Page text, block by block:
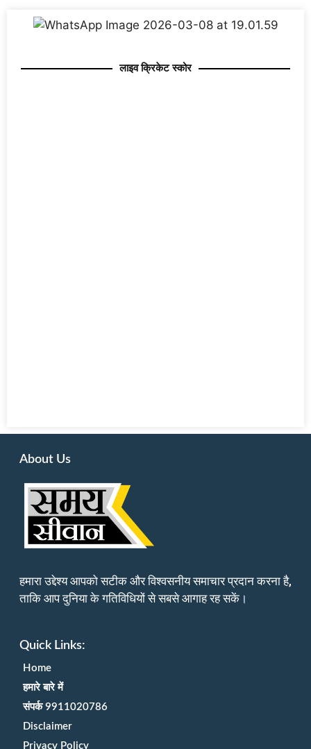
लाइव क्रिकेट स्कोर
About Us
हमारा उद्देश्य आपको सटीक और विश्वसनीय समाचार प्रदान करना है,
ताकि आप दुनिया के गतिविधियों से सबसे आगाह रह सकें।
Quick Links:
Home
हमारे बारे में
संपर्क 9911020786
Disclaimer
Privacy Policy